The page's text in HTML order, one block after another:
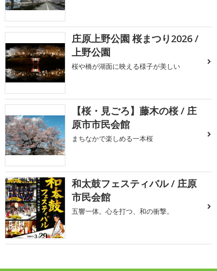
庄原上野公園 桜まつり2026 /
上野公園
桜や橋が湖面に映える様子が美しい
【桜・見ごろ】藤木の桜 / 庄
原市市民会館
まちなかで楽しめる一本桜
和太鼓フェスティバル / 庄原
市民会館
五響一体。心を打つ、和の衝撃。